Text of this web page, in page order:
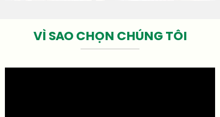
VÌ SAO CHỌN CHÚNG TÔI